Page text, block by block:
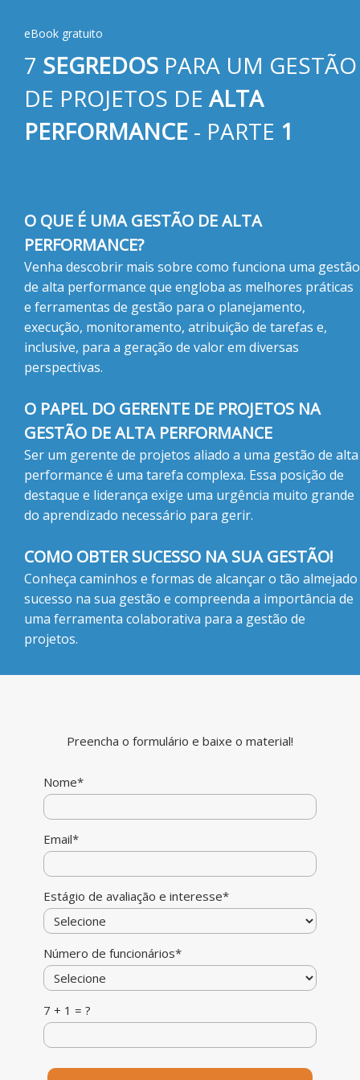
eBook gratuito
7 SEGREDOS PARA UM GESTÃO
DE PROJETOS DE ALTA
PERFORMANCE - PARTE 1
O QUE É UMA GESTÃO DE ALTA
PERFORMANCE?
Venha descobrir mais sobre como funciona uma gestão
de alta performance que engloba as melhores práticas
e ferramentas de gestão para o planejamento,
execução, monitoramento, atribuição de tarefas e,
inclusive, para a geração de valor em diversas
perspectivas.
O PAPEL DO GERENTE DE PROJETOS NA
GESTÃO DE ALTA PERFORMANCE
Ser um gerente de projetos aliado a uma gestão de alta
performance é uma tarefa complexa. Essa posição de
destaque e liderança exige uma urgência muito grande
do aprendizado necessário para gerir.
COMO OBTER SUCESSO NA SUA GESTÃO!
Conheça caminhos e formas de alcançar o tão almejado
sucesso na sua gestão e compreenda a importância de
uma ferramenta colaborativa para a gestão de
projetos.
Preencha o formulário e baixe o material!
Nome*
Email*
Estágio de avaliação e interesse*
Número de funcionários*
7 + 1 = ?